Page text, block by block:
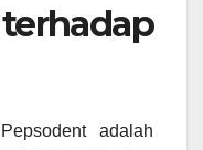
adalah